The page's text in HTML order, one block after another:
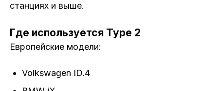
станциях и выше.
Где используется Type 2
Европейские модели:
Volkswagen ID.4